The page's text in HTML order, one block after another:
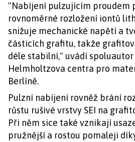
"Nabíjení pulzujícím proudem
rovnoměrné rozložení iontů
snižuje mechanické napětí a
částicích grafitu, takže
déle stabilní," uvádí spoluautor
Helmholtzova centra pro
Berlíně.
Pulzní nabíjení rovněž brání
růstu rušivé vrstvy SEI na
Při něm sice také vznikají
pružnější a rostou pomaleji